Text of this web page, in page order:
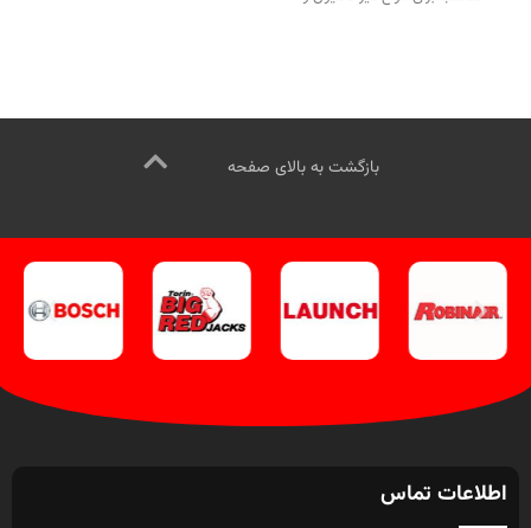
کانال اینستاگرام ویل تک کلیک کنید.
کلیک کنید.
بازگشت به بالای صفحه
اطلاعات تماس